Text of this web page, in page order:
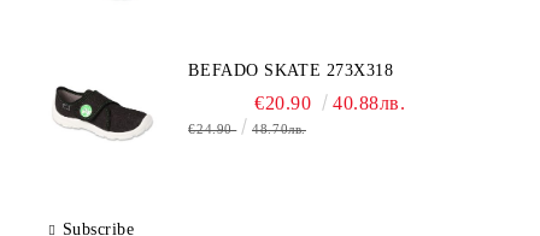
BEFADO SKATE 273X318
€20.90 40.88лв.
€24.90 48.70лв.
Subscribe